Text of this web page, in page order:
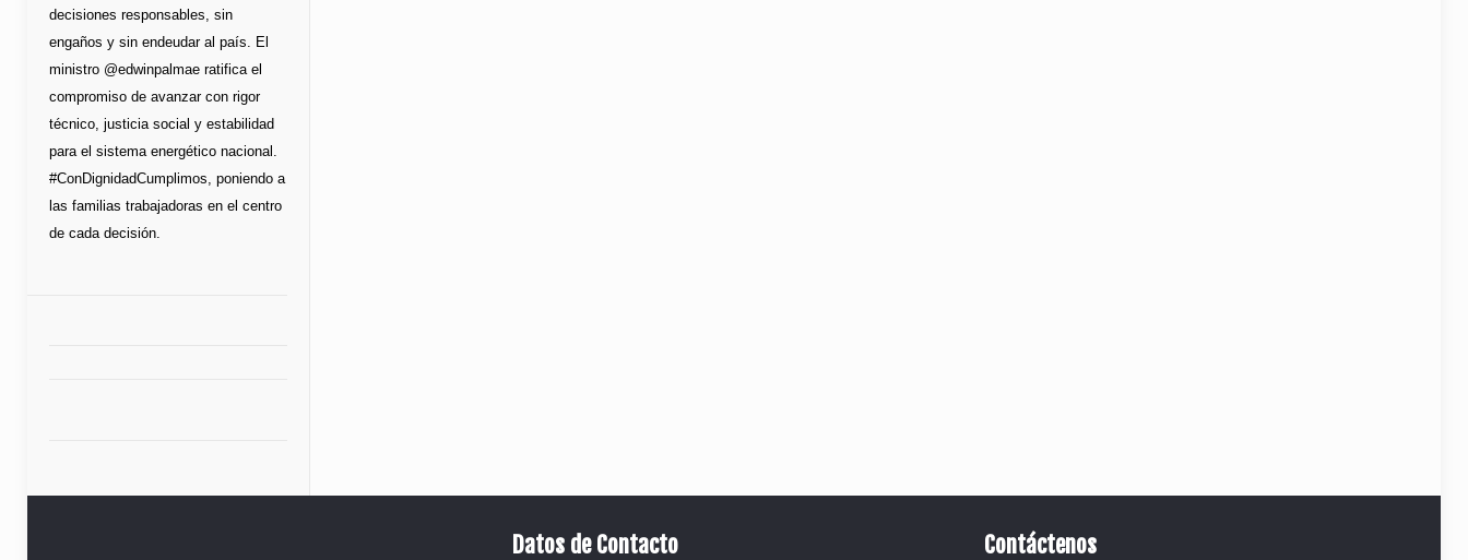
decisiones responsables, sin
engaños y sin endeudar al país. El
ministro @edwinpalmae ratifica el
compromiso de avanzar con rigor
técnico, justicia social y estabilidad
para el sistema energético nacional.
#ConDignidadCumplimos, poniendo a
las familias trabajadoras en el centro
de cada decisión.
Datos de Contacto Contáctenos